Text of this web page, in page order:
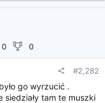
0 0
#2,282
go wyrzucić .
tam te muszki